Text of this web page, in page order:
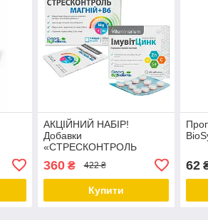
АКЦІЙНИЙ НАБІР!
Добавки
«СТРЕСКОНТРОЛЬ
«ІМУВІТЦИНК» Georg
BioSystems
360₴ 422 ₴
Купити
62